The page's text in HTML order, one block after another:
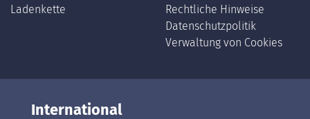
Ladenkette
Rechtliche Hinweise
Datenschutzpolitik
Verwaltung von Cookies
International